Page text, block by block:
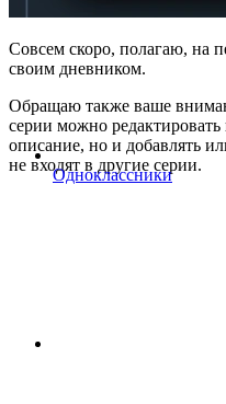
Совсем скоро, полагаю, на
своим дневником.
Обращаю также ваше
серии можно редактировать
описание, но и добавлять
не входят в другие серии.
Одноклассники